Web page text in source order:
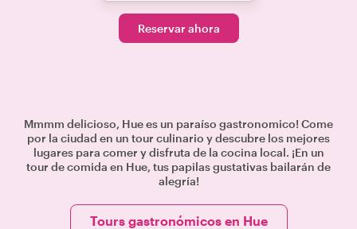
Reservar ahora
Mmmm delicioso, Hue es un paraíso gastronomico! Come
por la ciudad en un tour culinario y descubre los mejores
lugares para comer y disfruta de la cocina local. ¡En un
tour de comida en Hue, tus papilas gustativas bailarán de
alegría!
Tours gastronómicos en Hue